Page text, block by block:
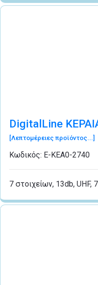
DigitalLine
[Λεπτομέρειες προϊόντος...]
Κωδικός: Ε-ΚΕΑ0-2740
7 στοιχείων, 13db, UHF,